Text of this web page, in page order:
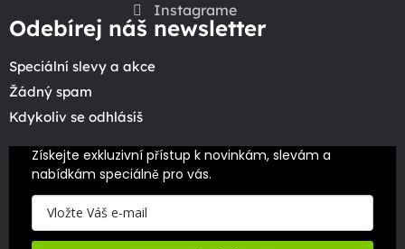
Instagrame
Odebírej náš newsletter
Speciální slevy a akce
Žádný spam
Kdykoliv se odhlásíš
Získejte exkluzivní přístup k novinkám, slevám a
nabídkám speciálně pro vás.